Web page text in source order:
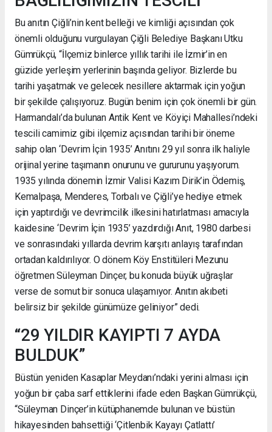
Bu anıtın Çiğli’nin kent belleği ve kimliği açısından çok
önemli olduğunu vurgulayan Çiğli Belediye Başkanı Utku
Gümrükçü, “İlçemiz binlerce yıllık tarihi ile İzmir’in en
güzide yerleşim yerlerinin başında geliyor. Bizlerde bu
tarihi yaşatmak ve gelecek nesillere aktarmak için yoğun
bir şekilde çalışıyoruz. Bugün benim için çok önemli bir gün.
Harmandalı’da bulunan Antik Kent ve Köyiçi Mahallesi’ndeki
tescili camimiz gibi ilçemiz açısından tarihi bir öneme
sahip olan ‘Devrim İçin 1935’ Anıtını 29 yıl sonra ilk haliyle
orijinal yerine taşımanın onurunu ve gururunu yaşıyorum.
1935 yılında dönemin İzmir Valisi Kazım Dirik’in Ödemiş,
Kemalpaşa, Menderes, Torbalı ve Çiğli’ye hediye etmek
için yaptırdığı ve devrimcilik ilkesini hatırlatması amacıyla
kaidesine ‘Devrim İçin 1935’ yazdırdığı Anıt, 1980 darbesi
ve sonrasındaki yıllarda devrim karşıtı anlayış tarafından
ortadan kaldırılıyor. O dönem Köy Enstitüleri Mezunu
öğretmen Süleyman Dinçer, bu konuda büyük uğraşlar
verse de somut bir sonuca ulaşamıyor. Anıtın akıbeti
belirsiz bir şekilde günümüze geliniyor” dedi.
“29 YILDIR KAYIPTI 7 AYDA
BULDUK”
Büstün yeniden Kasaplar Meydanı’ndaki yerini alması için
yoğun bir çaba sarf ettiklerini ifade eden Başkan Gümrükçü,
“Süleyman Dinçer’in kütüphanemde bulunan ve büstün
hikayesinden bahsettiği ‘Çitlenbik Kayayı Çatlattı’